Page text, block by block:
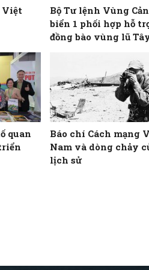
Việt
Bộ Tư lệnh Vùng
biển 1 phối hợp hỗ
đồng bào vùng lũ
quan
Báo chí Cách mạng
Nam và dòng chảy
lịch sử